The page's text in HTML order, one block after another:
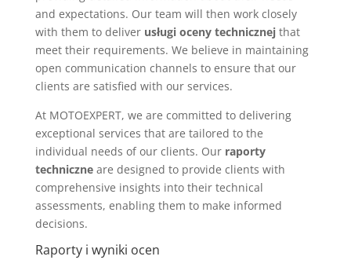
and expectations. Our team will then work closely
with them to deliver usługi oceny technicznejthat
meet their requirements. We believe in maintaining
open communication channels to ensure that our
clients are satisfied with our services.
At MOTOEXPERT, we are committed to delivering
exceptional services that are tailored to the
individual needs of our clients. Our raporty
techniczneare designed to provide clients with
comprehensive insights into their technical
assessments, enabling them to make informed
decisions.
Raporty i wyniki ocen